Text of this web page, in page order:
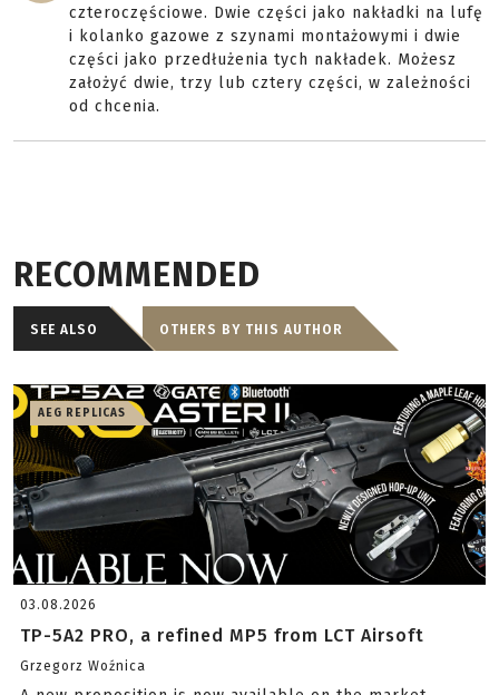
czteroczęściowe. Dwie części jako nakładki na lufę
i kolanko gazowe z szynami montażowymi i dwie
części jako przedłużenia tych nakładek. Możesz
założyć dwie, trzy lub cztery części, w zależności
od chcenia.
RECOMMENDED
SEE ALSO OTHERS BY THIS AUTHOR
AEG REPLICAS
03.08.2026
TP-5A2 PRO, a refined MP5 from LCT Airsoft
Grzegorz Woźnica